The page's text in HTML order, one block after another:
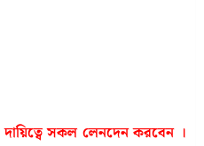
সকল লেনদেন করবেন ।